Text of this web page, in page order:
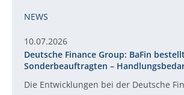
NEWS
10.07.2026
Deutsche Finance Group: BaFin bestellt
Sonderbeauftragten –
Die Entwicklungen bei der Deutsche